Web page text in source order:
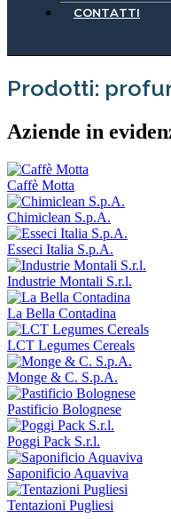
CONTATTI
Prodotti:
Aziende in
Caffè Motta
Chimiclean S.p.A.
Esseci Italia S.p.A.
Industrie Montali S.r.l.
La Bella Contadina
LCT Legumes Cereals
Monge & C. S.p.A.
Pastificio Bolognese
Poggi Pack S.r.l.
Saponificio Aquaviva
Tentazioni Pugliesi